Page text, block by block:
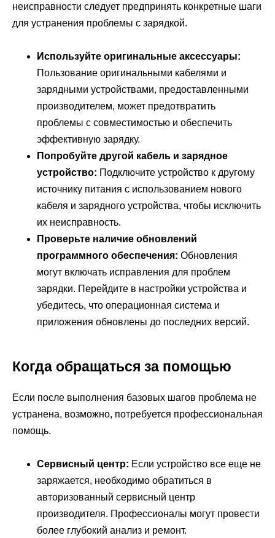
неисправности следует предпринять конкретные шаги
для устранения проблемы с зарядкой.
Используйте оригинальные аксессуары:
Пользование оригинальными кабелями и
зарядными устройствами, предоставленными
производителем, может предотвратить
проблемы с совместимостью и обеспечить
эффективную зарядку.
Попробуйте другой кабель и зарядное
устройство: Подключите устройство к другому
источнику питания с использованием нового
кабеля и зарядного устройства, чтобы исключить
их неисправность.
Проверьте наличие обновлений
программного обеспечения: Обновления
могут включать исправления для проблем
зарядки. Перейдите в настройки устройства и
убедитесь, что операционная система и
приложения обновлены до последних версий.
Когда обращаться за помощью
Если после выполнения базовых шагов проблема не
устранена, возможно, потребуется профессиональная
помощь.
Сервисный центр: Если устройство все еще не
заряжается, необходимо обратиться в
авторизованный сервисный центр
производителя. Профессионалы могут провести
более глубокий анализ и ремонт.